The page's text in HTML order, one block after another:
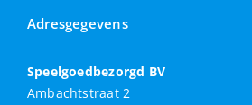
Adresgegevens
Speelgoedbezorgd BV
Ambachtstraat 2